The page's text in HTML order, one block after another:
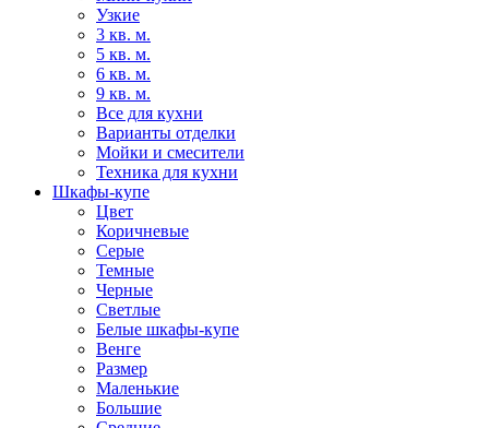
Узкие
3 кв. м.
5 кв. м.
6 кв. м.
9 кв. м.
Все для кухни
Варианты отделки
Мойки и смесители
Техника для кухни
Шкафы-купе
Цвет
Коричневые
Серые
Темные
Черные
Светлые
Белые шкафы-купе
Венге
Размер
Маленькие
Большие